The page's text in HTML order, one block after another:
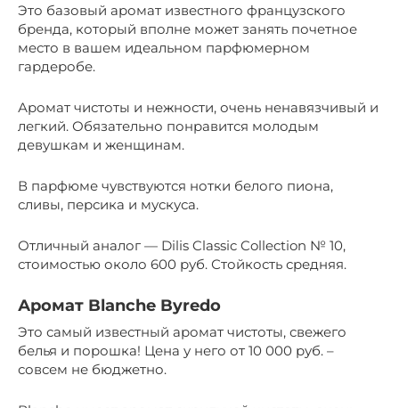
Это базовый аромат известного французского
бренда, который вполне может занять почетное
место в вашем идеальном парфюмерном
гардеробе.
Аромат чистоты и нежности, очень ненавязчивый и
легкий. Обязательно понравится молодым
девушкам и женщинам.
В парфюме чувствуются нотки белого пиона,
сливы, персика и мускуса.
Отличный аналог — Dilis Classic Collection № 10,
стоимостью около 600 руб. Стойкость средняя.
Аромат Blanche Byredo
Это самый известный аромат чистоты, свежего
белья и порошка! Цена у него от 10 000 руб. –
совсем не бюджетно.